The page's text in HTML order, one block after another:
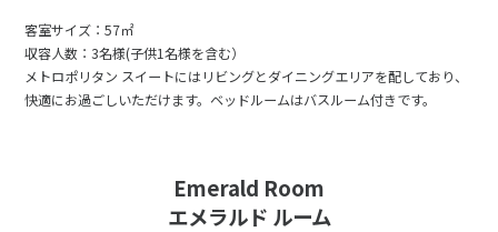
客室サイズ：57㎡
収容人数：3名様(子供1名様を含む）
メトロポリタン スイートにはリビングとダイニングエリアを配しており、
快適にお過ごしいただけます。ベッドルームはバスルーム付きです。
Emerald Room
エメラルド ルーム